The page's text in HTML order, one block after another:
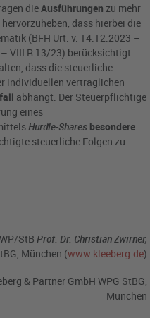
dieAusführungen zu mehr
dass hierbei die
(BFH Urt. v. 14.12.2023 –
VIII R 13/23) berücksichtigt
dass die steuerliche
individuellen vertraglichen
abhängt. Der Steuerpflichtige
eines
Hurdle-Shares besondere
steuerliche Folgen zu
WP/StB Prof. Dr. Christian Zwirner,
München (www.kleeberg.de)
& Partner GmbH WPG StBG,
München